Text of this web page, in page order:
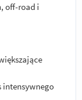
off-road i
intensywnego